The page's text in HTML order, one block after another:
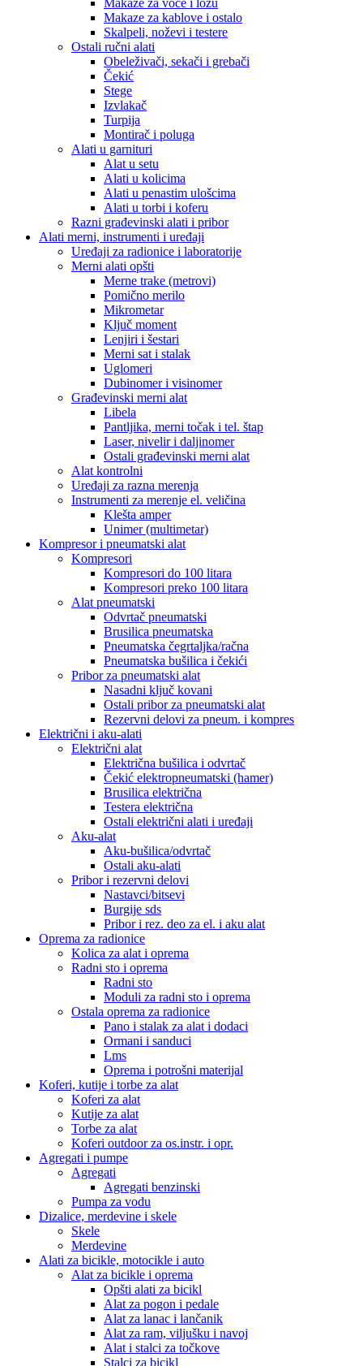
Makaze za voće i lozu
Makaze za kablove i ostalo
Skalpeli, noževi i testere
Ostali ručni alati
Obeleživači, sekači i grebači
Čekić
Stege
Izvlakač
Turpija
Montirač i poluga
Alati u garnituri
Alat u setu
Alati u kolicima
Alati u penastim ulošcima
Alati u torbi i koferu
Razni građevinski alati i pribor
Alati merni, instrumenti i uređaji
Uređaji za radionice i laboratorije
Merni alati opšti
Merne trake (metrovi)
Pomično merilo
Mikrometar
Ključ moment
Lenjiri i šestari
Merni sat i stalak
Uglomeri
Dubinomer i visinomer
Građevinski merni alat
Libela
Pantljika, merni točak i tel. štap
Laser, nivelir i daljinomer
Ostali građevinski merni alat
Alat kontrolni
Uređaji za razna merenja
Instrumenti za merenje el. veličina
Klešta amper
Unimer (multimetar)
Kompresor i pneumatski alat
Kompresori
Kompresori do 100 litara
Kompresori preko 100 litara
Alat pneumatski
Odvrtač pneumatski
Brusilica pneumatska
Pneumatska čegrtaljka/račna
Pneumatska bušilica i čekići
Pribor za pneumatski alat
Nasadni ključ kovani
Ostali pribor za pneumatski alat
Rezervni delovi za pneum. i kompres
Električni i aku-alati
Električni alat
Električna bušilica i odvrtač
Čekić elektropneumatski (hamer)
Brusilica električna
Testera električna
Ostali električni alati i uređaji
Aku-alat
Aku-bušilica/odvrtač
Ostali aku-alati
Pribor i rezervni delovi
Nastavci/bitsevi
Burgije sds
Pribor i rez. deo za el. i aku alat
Oprema za radionice
Kolica za alat i oprema
Radni sto i oprema
Radni sto
Moduli za radni sto i oprema
Ostala oprema za radionice
Pano i stalak za alat i dodaci
Ormani i sanduci
Lms
Oprema i potrošni materijal
Koferi, kutije i torbe za alat
Koferi za alat
Kutije za alat
Torbe za alat
Koferi outdoor za os.instr. i opr.
Agregati i pumpe
Agregati
Agregati benzinski
Pumpa za vodu
Dizalice, merdevine i skele
Skele
Merdevine
Alati za bicikle, motocikle i auto
Alat za bicikle i oprema
Opšti alati za bicikl
Alat za pogon i pedale
Alat za lanac i lančanik
Alat za ram, viljušku i navoj
Alat i stalci za točkove
Stalci za bicikl